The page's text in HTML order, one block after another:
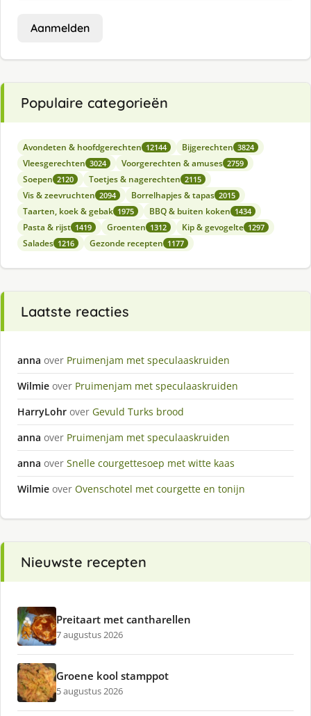
Aanmelden
Populaire categorieën
Avondeten & hoofdgerechten 12144 Bijgerechten 3824
Vleesgerechten 3024 Voorgerechten & amuses 2759
Soepen 2120 Toetjes & nagerechten 2115
Vis & zeevruchten 2094 Borrelhapjes & tapas 2015
Taarten, koek & gebak 1975 BBQ & buiten koken 1434
Pasta & rijst 1419 Groenten 1312 Kip & gevogelte 1297
Salades 1216 Gezonde recepten 1177
Laatste reacties
anna over Pruimenjam met speculaaskruiden
Wilmie over Pruimenjam met speculaaskruiden
HarryLohr over Gevuld Turks brood
anna over Pruimenjam met speculaaskruiden
anna over Snelle courgettesoep met witte kaas
Wilmie over Ovenschotel met courgette en tonijn
Nieuwste recepten
Preitaart met cantharellen
7 augustus 2026
Groene kool stamppot
5 augustus 2026